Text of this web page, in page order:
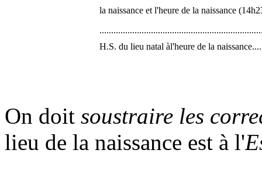
la naissance et l'heure de la naissance
H.S. du lieu natal àl'heure de la
On doit soustraire les
lieu de la naissance est à l'